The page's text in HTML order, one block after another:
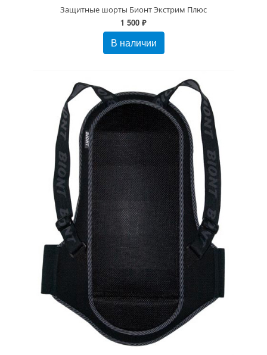
Защитные шорты Бионт Экстрим Плюс
1 500 ₽
В наличии